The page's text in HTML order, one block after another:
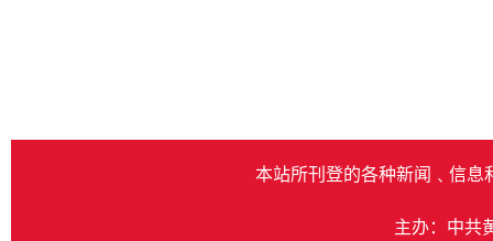
本站所刊登的各种新闻﹑信息
主办：中共